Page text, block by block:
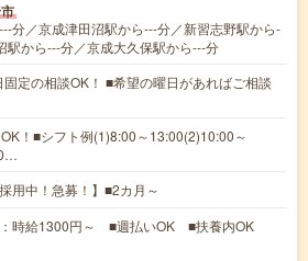
分／京成津田沼駅から---分／新習志野駅から-
駅から---分／京成大久保駅から---分
定の相談OK！ ■希望の曜日があればご相談
！■シフト例(1)8:00～13:00(2)10:00～
用中！急募！】■2カ月～
時給1300円～ ■週払いOK ■扶養内OK